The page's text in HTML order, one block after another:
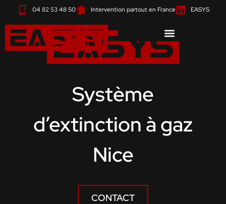
contenu
04 82 53 48 50 Intervention partout en France EASYS
Système
d’extinction à gaz
Nice
CONTACT